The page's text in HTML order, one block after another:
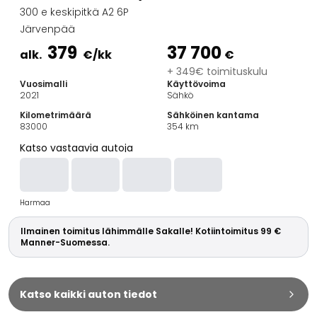
Farmariautot
Kaupunkiautot
Vetoautot
Hyötyajoneuvot
Huutokauppa-autot
Edulliset autot
Automerkit
BMW
Kia
Mercedes-Benz
Polestar
Skoda
Tesla
Toyota
Volkswagen
300 e keskipitkä A2 6P
Järvenpää
alk. 379 €/kk 37 700 €
+ 349€ toimituskulu
Vuosimalli
2021
Käyttövoima
Sähkö
Kilometrimäärä
83000
Sähköinen kantama
354 km
Katso vastaavia autoja
Harmaa
Ilmainen toimitus lähimmälle Sakalle! Kotiintoimitus 99 €
Manner-Suomessa.
Katso kaikki auton tiedot